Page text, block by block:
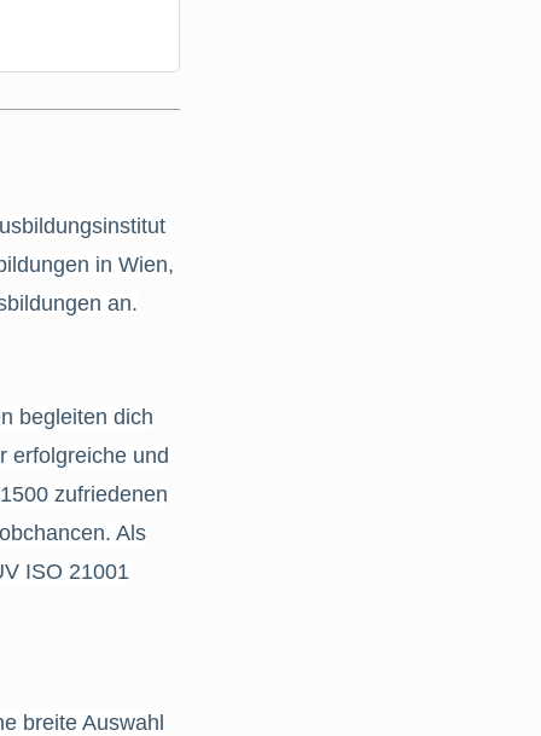
in Wien,
an.
begleiten dich
erfolgreiche und
zufriedenen
Als
ISO 21001
breite Auswahl